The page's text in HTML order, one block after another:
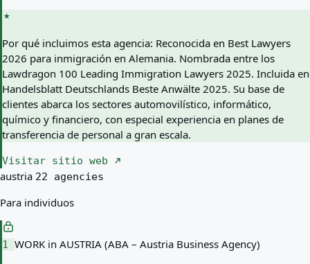
Por qué incluimos esta agencia: Reconocida en Best Lawyers
2026 para inmigración en Alemania. Nombrada entre los
Lawdragon 100 Leading Immigration Lawyers 2025. Incluida en
Handelsblatt Deutschlands Beste Anwälte 2025. Su base de
clientes abarca los sectores automovilístico, informático,
químico y financiero, con especial experiencia en planes de
transferencia de personal a gran escala.
Visitar sitio web
austria 22 agencies
Para individuos
1 WORK in AUSTRIA (ABA – Austria Business Agency)